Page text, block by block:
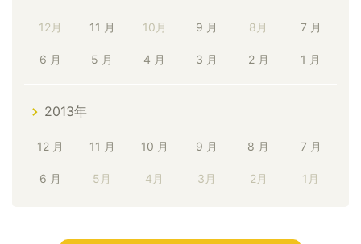
12月 11 月 10月 9 月 8月 7 月
6 月 5 月 4 月 3 月 2 月 1 月
2013年
12 月 11 月 10 月 9 月 8 月 7 月
6 月 5月 4月 3月 2月 1月